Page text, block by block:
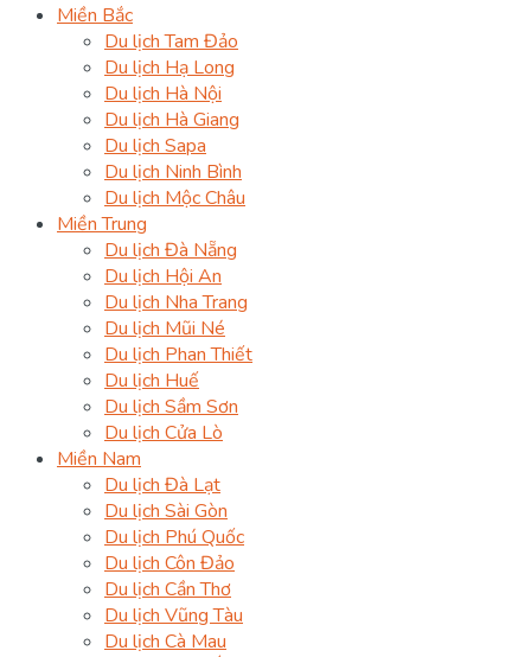
Miền Bắc
Du lịch Tam Đảo
Du lịch Hạ Long
Du lịch Hà Nội
Du lịch Hà Giang
Du lịch Sapa
Du lịch Ninh Bình
Du lịch Mộc Châu
Miền Trung
Du lịch Đà Nẵng
Du lịch Hội An
Du lịch Nha Trang
Du lịch Mũi Né
Du lịch Phan Thiết
Du lịch Huế
Du lịch Sầm Sơn
Du lịch Cửa Lò
Miền Nam
Du lịch Đà Lạt
Du lịch Sài Gòn
Du lịch Phú Quốc
Du lịch Côn Đảo
Du lịch Cần Thơ
Du lịch Vũng Tàu
Du lịch Cà Mau